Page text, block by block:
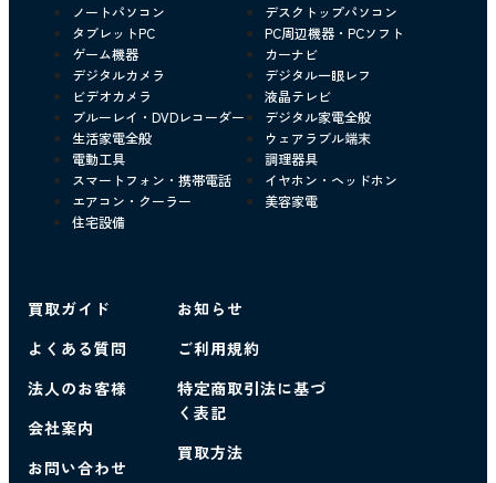
ノートパソコン
デスクトップパソコン
タブレットPC
PC周辺機器・PCソフト
ゲーム機器
カーナビ
デジタルカメラ
デジタル一眼レフ
ビデオカメラ
液晶テレビ
ブルーレイ・DVDレコーダー
デジタル家電全般
生活家電全般
ウェアラブル端末
電動工具
調理器具
スマートフォン・携帯電話
イヤホン・ヘッドホン
エアコン・クーラー
美容家電
住宅設備
買取ガイド
よくある質問
法人のお客様
会社案内
お問い合わせ
お知らせ
ご利用規約
特定商取引法に基づ
く表記
買取方法